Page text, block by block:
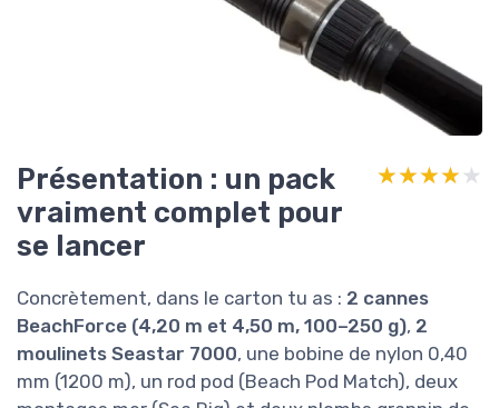
Présentation : un pack
vraiment complet pour
se lancer
★★★★★
★★★★★
Concrètement, dans le carton tu as : 2 cannes
BeachForce (4,20 m et 4,50 m, 100–250 g), 2
moulinets Seastar 7000, une bobine de nylon 0,40
mm (1200 m), un rod pod (Beach Pod Match), deux